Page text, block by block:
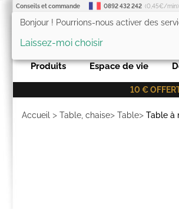
Conseils et commande 0892 432 242 (0,45€/min)
Produits Espace de vie
10 €
Accueil > Table, chaise> Table> Table à
Bonjour ! Pourrions-nous activer des
Laissez-moi choisir